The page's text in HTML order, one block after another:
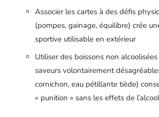
Associer les cartes à des défis
(pompes, gainage, équilibre) crée
sportive utilisable en extérieur
Utiliser des boissons non
saveurs volontairement
cornichon, eau pétillante tiède)
« punition » sans les effets de l’alcool